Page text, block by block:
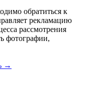
обратиться к
рекламацию
рассмотрения
фотографии,
→